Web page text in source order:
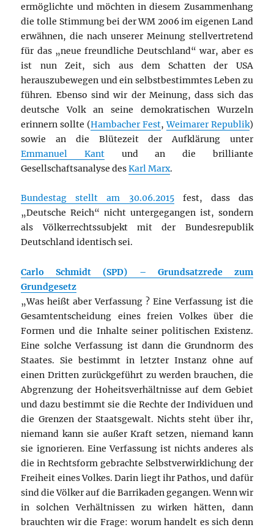
ermöglichte und möchten in diesem Zusammenhang
die tolle Stimmung bei der WM 2006 im eigenen Land
erwähnen, die nach unserer Meinung stellvertretend
für das „neue freundliche Deutschland“ war, aber es
ist nun Zeit, sich aus dem Schatten der USA
herauszubewegen und ein selbstbestimmtes Leben zu
führen. Ebenso sind wir der Meinung, dass sich das
deutsche Volk an seine demokratischen Wurzeln
erinnern sollte (Hambacher Fest,Weimarer Republik)
sowie an die Blütezeit der Aufklärung unter
Emmanuel Kant und an die brilliante
Gesellschaftsanalyse desKarl Marx.
Bundestag stellt am 30.06.2015fest, dass das
„Deutsche Reich“ nicht untergegangen ist, sondern
als Völkerrechtssubjekt mit der Bundesrepublik
Deutschland identisch sei.
Carlo Schmidt (SPD) – Grundsatzrede zum
Grundgesetz
„Was heißt aber Verfassung ? Eine Verfassung ist die
Gesamtentscheidung eines freien Volkes über die
Formen und die Inhalte seiner politischen Existenz.
Eine solche Verfassung ist dann die Grundnorm des
Staates. Sie bestimmt in letzter Instanz ohne auf
einen Dritten zurückgeführt zu werden brauchen, die
Abgrenzung der Hoheitsverhältnisse auf dem Gebiet
und dazu bestimmt sie die Rechte der Individuen und
die Grenzen der Staatsgewalt. Nichts steht über ihr,
niemand kann sie außer Kraft setzen, niemand kann
sie ignorieren. Eine Verfassung ist nichts anderes als
die in Rechtsform gebrachte Selbstverwirklichung der
Freiheit eines Volkes. Darin liegt ihr Pathos, und dafür
sind die Völker auf die Barrikaden gegangen. Wenn wir
in solchen Verhältnissen zu wirken hätten, dann
brauchten wir die Frage: worum handelt es sich denn